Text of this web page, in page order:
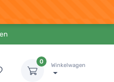
0
Winkelwagen